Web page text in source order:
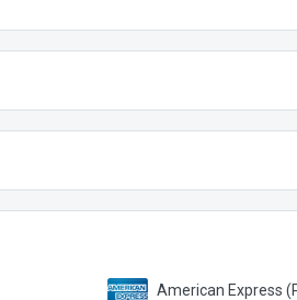
American Express